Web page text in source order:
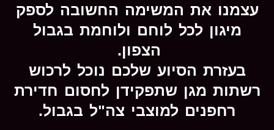
עצמנו את המשימה החשובה לספק
מיגון לכל לוחם ולוחמת בגבול
הצפון.
בעזרת הסיוע שלכם נוכל לרכוש
רשתות מגן שתפקידן לחסום חדירת
רחפנים למוצבי צה"ל בגבול.